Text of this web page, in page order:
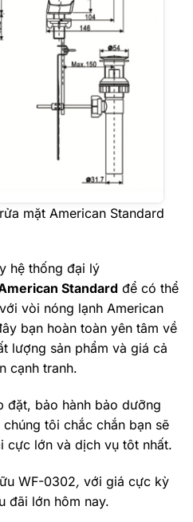
mặt American Standard
hệ thống đại lý
Standard để có thể
vòi nóng lạnh American
bạn hoàn toàn yên tâm về
lượng sản phẩm và giá cả
cạnh tranh.
đặt, bảo hành bảo dưỡng
tôi chắc chắn bạn sẽ
cực lớn và dịch vụ tôt nhất.
WF-0302, với giá cực kỳ
đãi lớn hôm nay.